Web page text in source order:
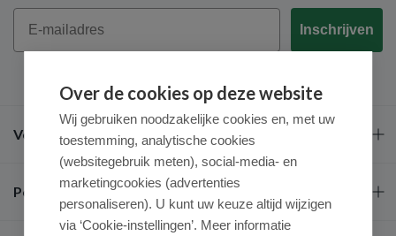
Email
Inschrijven
Veel gestelde vragen
Populaire merken
Over de cookies op deze website
Wij gebruiken noodzakelijke cookies en, met uw
toestemming, analytische cookies
(websitegebruik meten), social-media- en
marketingcookies (advertenties
personaliseren). U kunt uw keuze altijd wijzigen
via ‘Cookie-instellingen’. Meer informatie